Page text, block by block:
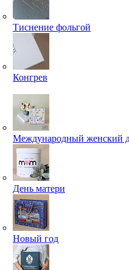
Тиснение фольгой
Конгрев
Международный женский
День матери
Новый год